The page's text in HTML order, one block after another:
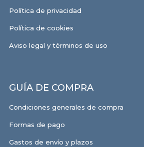
Política de privacidad
Política de cookies
Aviso legal y términos de uso
GUÍA DE COMPRA
Condiciones generales de compra
Formas de pago
Gastos de envío y plazos